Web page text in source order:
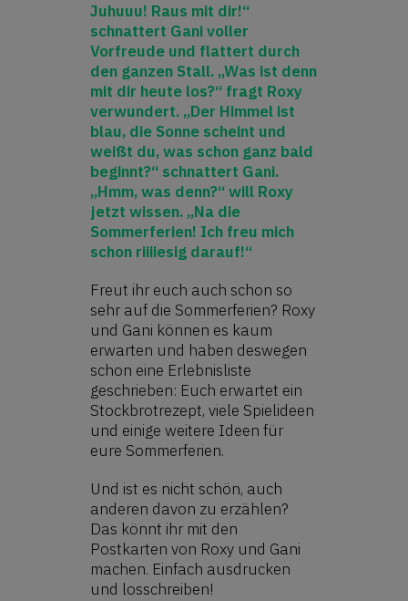
Juhuuu! Raus mit dir!“
schnattert Gani voller
Vorfreude und flattert durch
den ganzen Stall. „Was ist denn
mit dir heute los?“ fragt Roxy
verwundert. „Der Himmel ist
blau, die Sonne scheint und
weißt du, was schon ganz bald
beginnt?“ schnattert Gani.
„Hmm, was denn?“ will Roxy
jetzt wissen. „Na die
Sommerferien! Ich freu mich
schon riiiiesig darauf!“
Freut ihr euch auch schon so
sehr auf die Sommerferien? Roxy
und Gani können es kaum
erwarten und haben deswegen
schon eine Erlebnisliste
geschrieben: Euch erwartet ein
Stockbrotrezept, viele Spielideen
und einige weitere Ideen für
eure Sommerferien.
Und ist es nicht schön, auch
anderen davon zu erzählen?
Das könnt ihr mit den
Postkarten von Roxy und Gani
machen. Einfach ausdrucken
und losschreiben!